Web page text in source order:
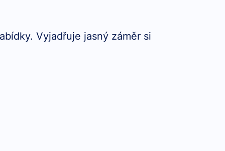
Vyjadřuje jasný záměr si